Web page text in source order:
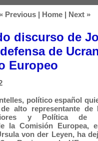
Previous | Home | Next »
discurso de
de
Europeo
político español
alto representante de
y Política de
la Comisión Europea,
von der Leyen, ha